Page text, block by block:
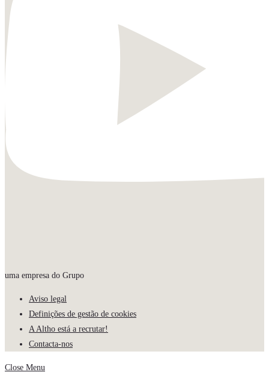
uma empresa do Grupo
Aviso legal
Definições de gestão de cookies
A Altho está a recrutar!
Contacta-nos
Close Menu